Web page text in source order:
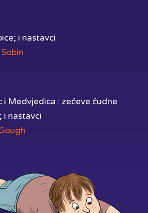
i nastavci
i Medvjedica : zečeve čudne
i nastavci